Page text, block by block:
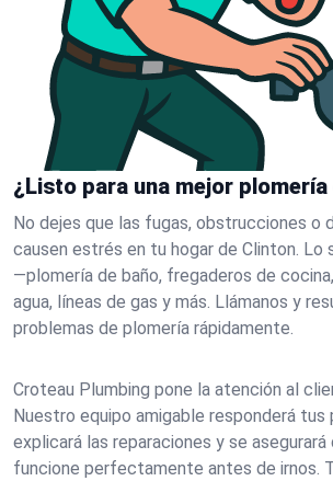
¿Listo para una mejor
No dejes que las fugas, obstrucciones o
causen estrés en tu hogar de Clinton. Lo
—plomería de baño, fregaderos de
agua, líneas de gas y más. Llámanos y
problemas de plomería rápidamente.
Croteau Plumbing pone la atención al
Nuestro equipo amigable responderá tus
explicará las reparaciones y se
funcione perfectamente antes de irnos.